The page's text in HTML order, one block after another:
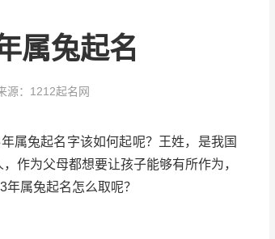
属兔起名
源：1212起名网
属兔起名字该如何起呢？王姓，是我国
作为父母都想要让孩子能够有所作为，
属兔起名怎么取呢？